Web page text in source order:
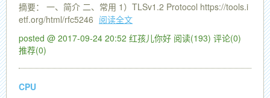
摘要： 一、简介 二、常用 1）TLSv1.2 Protocol https://tools.i
etf.org/html/rfc5246 阅读全文
posted @ 2017-09-24 20:52 红孩儿你好 阅读(193) 评论(0)
推荐(0)
CPU